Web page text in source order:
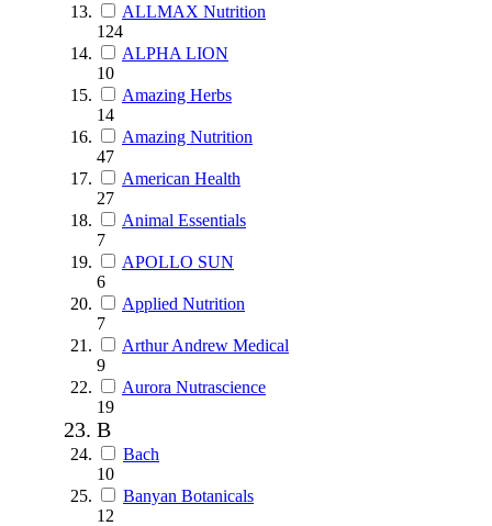
ALLMAX Nutrition
124
ALPHA LION
10
Amazing Herbs
14
Amazing Nutrition
47
American Health
27
Animal Essentials
7
APOLLO SUN
6
Applied Nutrition
7
Arthur Andrew Medical
9
Aurora Nutrascience
19
B
Bach
10
Banyan Botanicals
12